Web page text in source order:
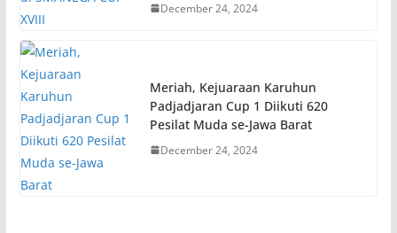
December 24, 2024
Meriah, Kejuaraan Karuhun
Padjadjaran Cup 1 Diikuti 620
Pesilat Muda se-Jawa Barat
December 24, 2024